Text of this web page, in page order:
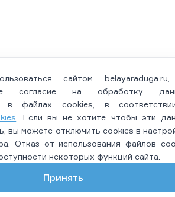
сайтом
согласие на обработку
в файлах cookies, в
. Если вы не хотите чтобы эти
вы можете отключить cookies в
Отказ от использования файлов
некоторых функций сайта.
Принять